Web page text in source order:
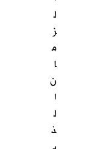
ل
ز
م
ا
ن
ا
ل
ذ